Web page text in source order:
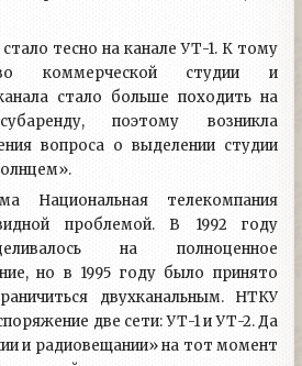
тесно на канале УТ-1. К тому
коммерческой студии и
стало больше походить на
поэтому возникла
вопроса о выделении студии
Национальная телекомпания
проблемой. В 1992 году
на полноценное
но в 1995 году было принято
двухканальным. НТКУ
две сети: УТ-1 и УТ-2. Да
и радиовещании» на тот момент